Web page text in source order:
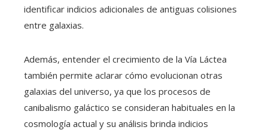
identificar indicios adicionales de antiguas colisiones
entre galaxias.
Además, entender el crecimiento de la Vía Láctea
también permite aclarar cómo evolucionan otras
galaxias del universo, ya que los procesos de
canibalismo galáctico se consideran habituales en la
cosmología actual y su análisis brinda indicios